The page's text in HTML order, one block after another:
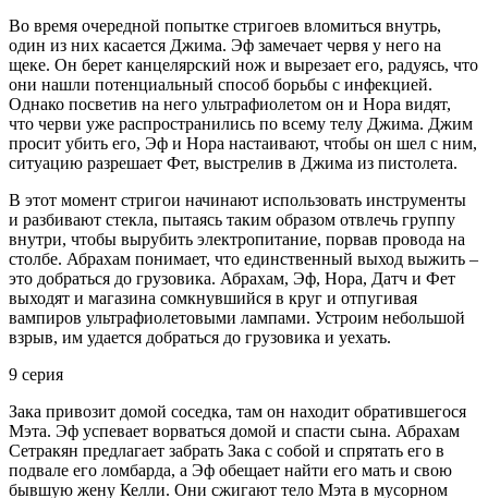
Во время очередной попытке стригоев вломиться внутрь,
один из них касается Джима. Эф замечает червя у него на
щеке. Он берет канцелярский нож и вырезает его, радуясь, что
они нашли потенциальный способ борьбы с инфекцией.
Однако посветив на него ультрафиолетом он и Нора видят,
что черви уже распространились по всему телу Джима. Джим
просит убить его, Эф и Нора настаивают, чтобы он шел с ним,
ситуацию разрешает Фет, выстрелив в Джима из пистолета.
В этот момент стригои начинают использовать инструменты
и разбивают стекла, пытаясь таким образом отвлечь группу
внутри, чтобы вырубить электропитание, порвав провода на
столбе. Абрахам понимает, что единственный выход выжить –
это добраться до грузовика. Абрахам, Эф, Нора, Датч и Фет
выходят и магазина сомкнувшийся в круг и отпугивая
вампиров ультрафиолетовыми лампами. Устроим небольшой
взрыв, им удается добраться до грузовика и уехать.
9 серия
Зака привозит домой соседка, там он находит обратившегося
Мэта. Эф успевает ворваться домой и спасти сына. Абрахам
Сетракян предлагает забрать Зака с собой и спрятать его в
подвале его ломбарда, а Эф обещает найти его мать и свою
бывшую жену Келли. Они сжигают тело Мэта в мусорном